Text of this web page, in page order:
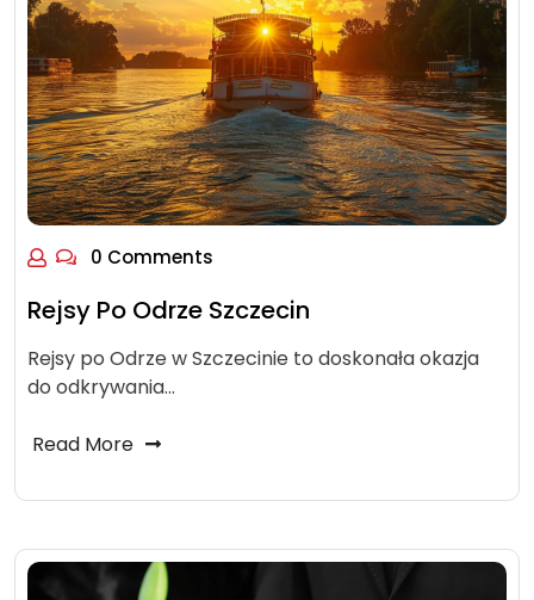
0 Comments
Rejsy Po Odrze Szczecin
Rejsy po Odrze w Szczecinie to doskonała okazja
do odkrywania…
Read More